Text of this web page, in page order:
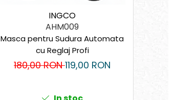
INGCO
AHM009
Masca pentru Sudura Automata
cu Reglaj Profi
180,00 RON119,00 RON